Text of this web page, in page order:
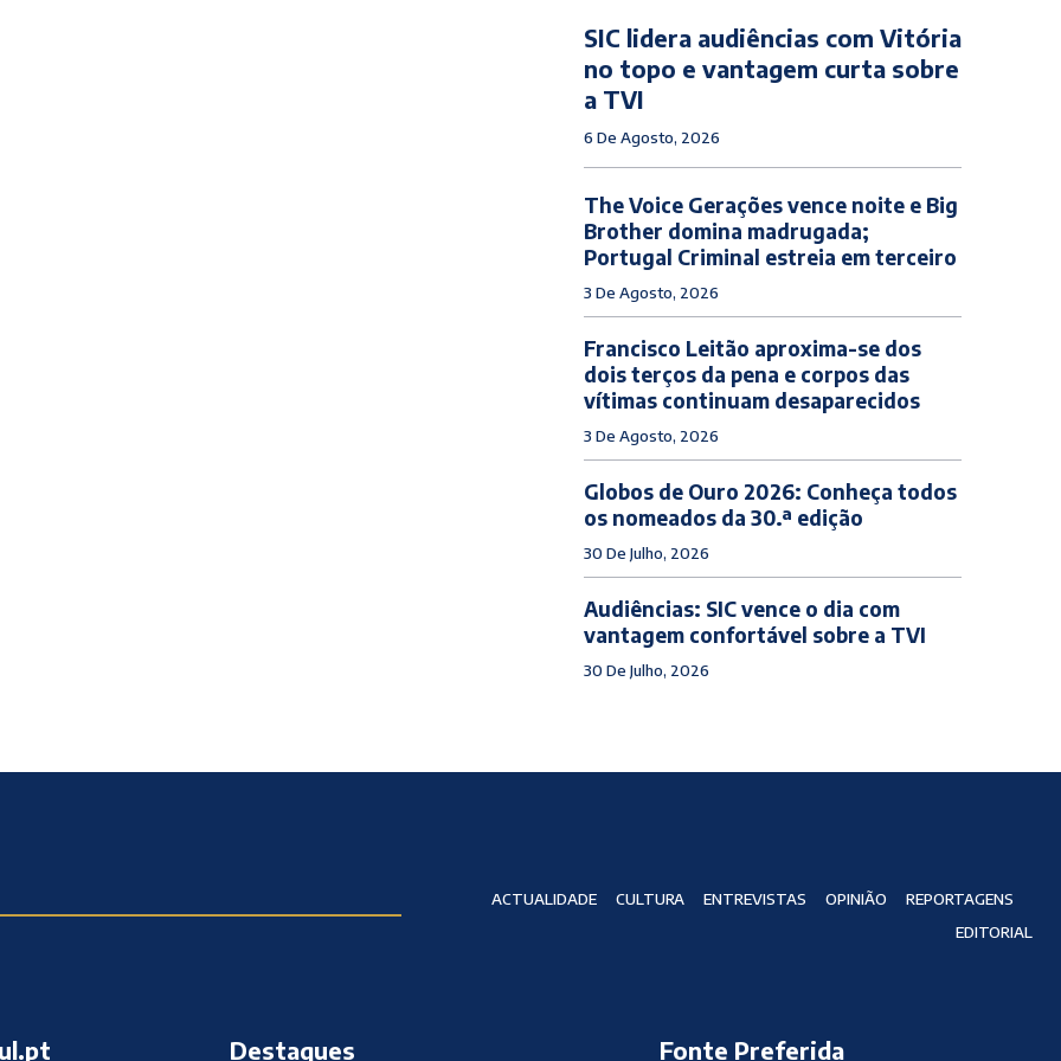
SIC lidera audiências com Vitória
no topo e vantagem curta sobre
a TVI
6 De Agosto, 2026
The Voice Gerações vence noite e Big
Brother domina madrugada;
Portugal Criminal estreia em terceiro
3 De Agosto, 2026
Francisco Leitão aproxima-se dos
dois terços da pena e corpos das
vítimas continuam desaparecidos
3 De Agosto, 2026
Globos de Ouro 2026: Conheça todos
os nomeados da 30.ª edição
30 De Julho, 2026
Audiências: SIC vence o dia com
vantagem confortável sobre a TVI
30 De Julho, 2026
ACTUALIDADE CULTURA ENTREVISTAS OPINIÃO
REPORTAGENS
EDITORIAL
Destaques Fonte Preferida